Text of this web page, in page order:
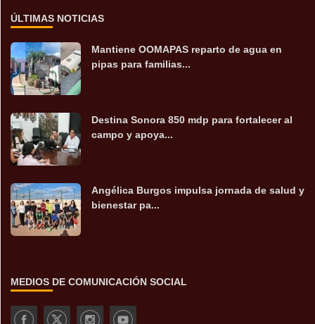
ÚLTIMAS NOTICIAS
Mantiene OOMAPAS reparto de agua en
pipas para familias...
Destina Sonora 850 mdp para fortalecer al
campo y apoya...
Angélica Burgos impulsa jornada de salud y
bienestar pa...
MEDIOS DE COMUNICACIÓN SOCIAL